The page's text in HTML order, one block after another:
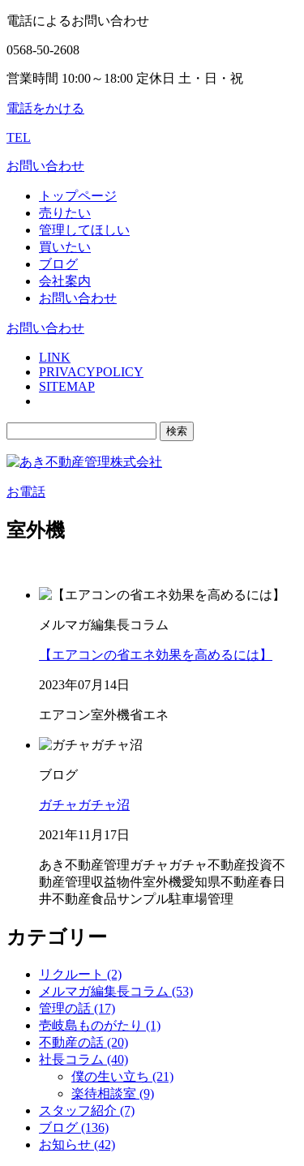
電話によるお問い合わせ
0568-50-2608
営業時間 10:00～18:00 定休日 土・日・祝
電話をかける
TEL
お問い合わせ
トップページ
売りたい
管理してほしい
買いたい
ブログ
会社案内
お問い合わせ
お問い合わせ
LINK
PRIVACYPOLICY
SITEMAP
お電話
室外機
メルマガ編集長コラム
【エアコンの省エネ効果を高めるには】
2023年07月14日
エアコン室外機省エネ
ブログ
ガチャガチャ沼
2021年11月17日
あき不動産管理ガチャガチャ不動産投資不
動産管理収益物件室外機愛知県不動産春日
井不動産食品サンプル駐車場管理
カテゴリー
リクルート (2)
メルマガ編集長コラム (53)
管理の話 (17)
壱岐島ものがたり (1)
不動産の話 (20)
社長コラム (40)
僕の生い立ち (21)
楽待相談室 (9)
スタッフ紹介 (7)
ブログ (136)
お知らせ (42)